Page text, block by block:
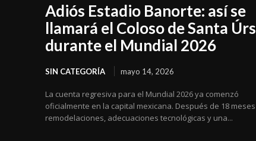
Adiós Estadio Banorte: así se
llamará el Coloso de Santa
durante el Mundial 2026
SIN CATEGORÍA mayo 14, 2026
La cuenta regresiva para el Mundial 2026 ya comenzó
oficialmente en la capital mexicana. Después de 18
remodelaciones, adecuaciones tecnológicas y una...